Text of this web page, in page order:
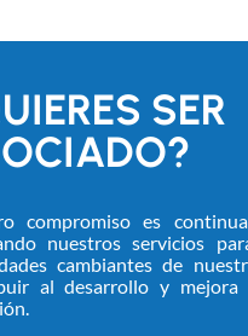
SER
compromiso es
nuestros servicios
cambiantes de
al desarrollo y mejora